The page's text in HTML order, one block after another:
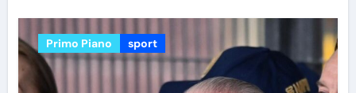
Primo Piano sport